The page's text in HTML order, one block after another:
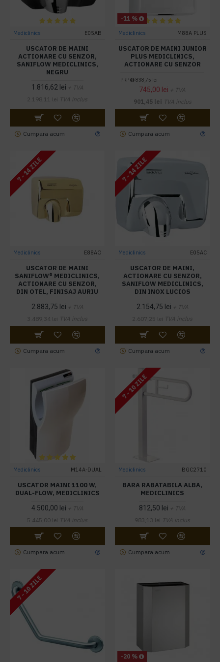
Mediclinics E05AB
USCATOR DE MAINI
ACTIONARE CU SENZOR,
SANIFLOW MEDICLINICS,
NEGRU
1.816,62 lei + TVA
2.198,11 lei TVA inclus
Cumpara acum
-11 %
Mediclinics M88A PLUS
USCATOR DE MAINI JUNIOR
PLUS MEDICLINICS,
ACTIONARE CU SENZOR
PRP 838,75 lei
745,00 lei + TVA
901,45 lei TVA inclus
Cumpara acum
7 - 14 ZILE
Mediclinics E88AO
USCATOR DE MAINI
SANIFLOW® MEDICLINICS,
ACTIONARE CU SENZOR,
DIN OTEL, FINISAJ AURIU
2.883,75 lei + TVA
3.489,34 lei TVA inclus
Cumpara acum
7 - 14 ZILE
Mediclinics E05AC
USCATOR DE MAINI,
ACTIONARE CU SENZOR,
SANIFLOW MEDICLINICS,
DIN INOX LUCIOS
2.154,75 lei + TVA
2.607,25 lei TVA inclus
Cumpara acum
Mediclinics M14A-DUAL
USCATOR MAINI 1100 W,
DUAL-FLOW, MEDICLINICS
4.500,00 lei + TVA
5.445,00 lei TVA inclus
Cumpara acum
7 - 10 ZILE
Mediclinics BGC2710
BARA RABATABILA ALBA,
MEDICLINICS
812,50 lei + TVA
983,13 lei TVA inclus
Cumpara acum
7 - 10 ZILE
-20 %